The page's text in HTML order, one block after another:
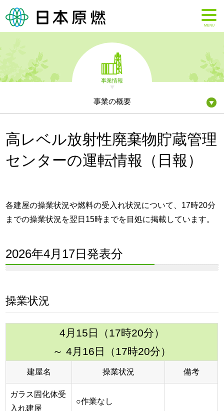
MENU
事業情報
事業の概要
高レベル放射性廃棄物貯蔵管理
センターの運転情報（日報）
各建屋の操業状況や燃料の受入れ状況について、17時20分
までの操業状況を翌日15時までを目処に掲載しています。
2026年4月17日発表分
操業状況
4月15日（17時20分）
～ 4月16日（17時20分）
建屋名 操業状況 備考
ガラス固化体受
入れ建屋
○作業なし